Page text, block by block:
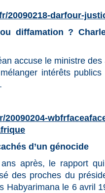
20090218-darfour-
diffamation ?
accuse le ministre
intérêts
d’un génocide
après, le rapport
des proches du
Habyarimana le 6 avril